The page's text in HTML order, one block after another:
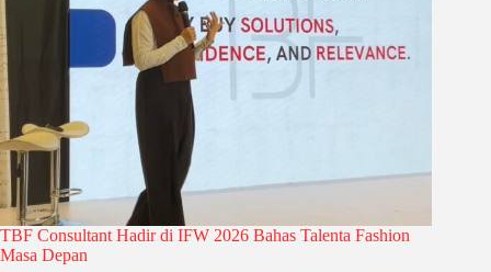
TBF Consultant Hadir di IFW 2026 Bahas Talenta Fashion
Masa Depan